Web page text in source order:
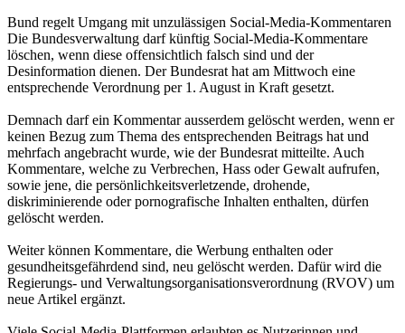
Bund regelt Umgang mit unzulässigen Social-Media-Kommentaren
Die Bundesverwaltung darf künftig Social-Media-Kommentare
löschen, wenn diese offensichtlich falsch sind und der
Desinformation dienen. Der Bundesrat hat am Mittwoch eine
entsprechende Verordnung per 1. August in Kraft gesetzt.
Demnach darf ein Kommentar ausserdem gelöscht werden, wenn er
keinen Bezug zum Thema des entsprechenden Beitrags hat und
mehrfach angebracht wurde, wie der Bundesrat mitteilte. Auch
Kommentare, welche zu Verbrechen, Hass oder Gewalt aufrufen,
sowie jene, die persönlichkeitsverletzende, drohende,
diskriminierende oder pornografische Inhalten enthalten, dürfen
gelöscht werden.
Weiter können Kommentare, die Werbung enthalten oder
gesundheitsgefährdend sind, neu gelöscht werden. Dafür wird die
Regierungs- und Verwaltungsorganisationsverordnung (RVOV) um
neue Artikel ergänzt.